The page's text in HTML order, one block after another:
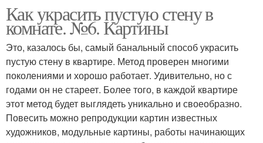
Как украсить пустую стену в
комнате. №6. Картины
Это, казалось бы, самый банальный способ украсить
пустую стену в квартире. Метод проверен многими
поколениями и хорошо работает. Удивительно, но с
годами он не стареет. Более того, в каждой квартире
этот метод будет выглядеть уникально и своеобразно.
Повесить можно репродукции картин известных
художников, модульные картины, работы начинающих